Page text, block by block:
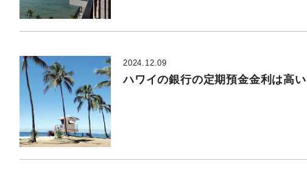
2024.12.09
ハワイの銀行の定期預金金利は高い